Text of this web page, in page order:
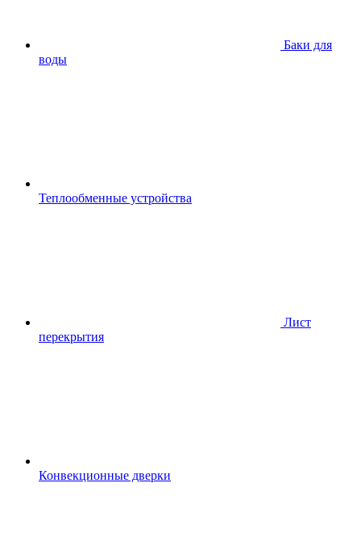
Баки для
воды
Теплообменные устройства
Лист
перекрытия
Конвекционные дверки